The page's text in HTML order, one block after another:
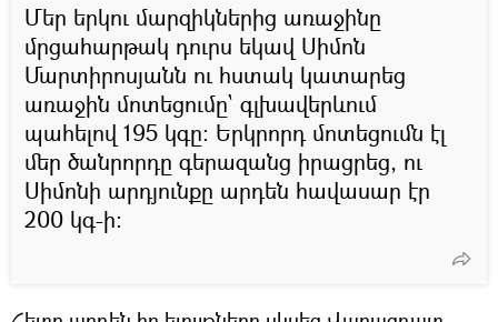
Մեր երկու մարզիկներից առաջինը
մրցահարթակ դուրս եկավ Սիմոն
Մարտիրոսյանն ու հստակ կատարեց
առաջին մոտեցումը` գլխավերևում
պահելով 195 կգը։ Երկրորդ մոտեցումն էլ
մեր ծանրորդը գերազանց իրացրեց, ու
Սիմոնի արդյունքը արդեն հավասար էր
200 կգ-ի։